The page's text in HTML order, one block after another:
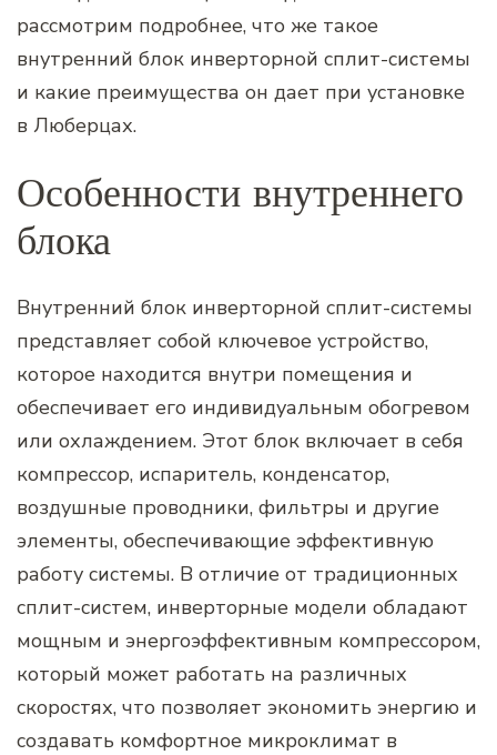
рассмотрим подробнее, что же такое
внутренний блок инверторной сплит-системы
и какие преимущества он дает при установке
в Люберцах.
Особенности внутреннего
блока
Внутренний блок инверторной сплит-системы
представляет собой ключевое устройство,
которое находится внутри помещения и
обеспечивает его индивидуальным обогревом
или охлаждением. Этот блок включает в себя
компрессор, испаритель, конденсатор,
воздушные проводники, фильтры и другие
элементы, обеспечивающие эффективную
работу системы. В отличие от традиционных
сплит-систем, инверторные модели обладают
мощным и энергоэффективным компрессором,
который может работать на различных
скоростях, что позволяет экономить энергию и
создавать комфортное микроклимат в